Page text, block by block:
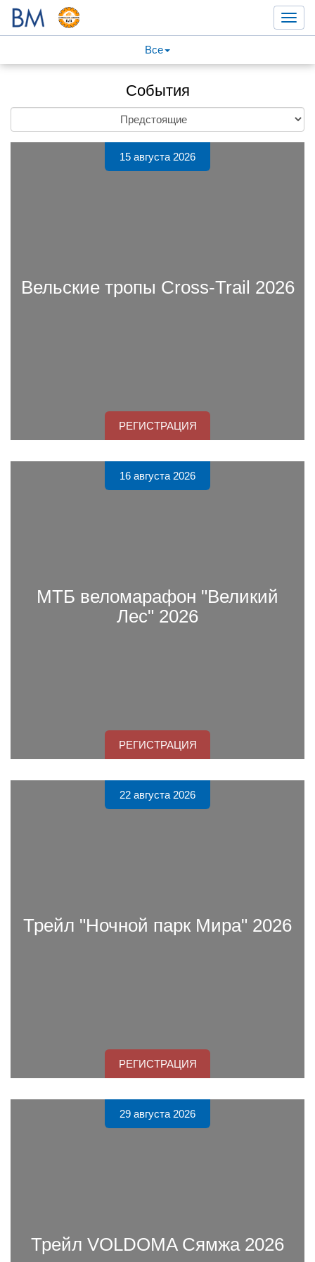
Все
События
15 августа 2026
Вельские тропы Cross-Trail 2026
РЕГИСТРАЦИЯ
16 августа 2026
МТБ веломарафон "Великий
Лес" 2026
РЕГИСТРАЦИЯ
22 августа 2026
Трейл "Ночной парк Мира" 2026
РЕГИСТРАЦИЯ
29 августа 2026
Трейл VOLDOMA Сямжа 2026